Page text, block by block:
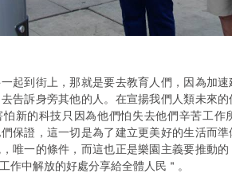
起到街上，那就是要去教育人們，因為加
告訴身旁其他的人。在宣揚我們人類未來
新的科技只因為他們怕失去他們辛苦工作
保證，這一切是為了建立更美好的生活而
唯一的條件，而這也正是樂園主義要推動
作中解放的好處分享給全體人民＂。